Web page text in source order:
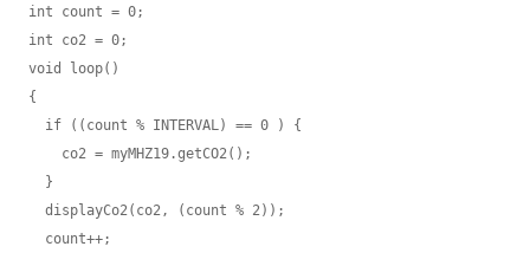
int count = 0;
int co2 = 0;
void loop()
{